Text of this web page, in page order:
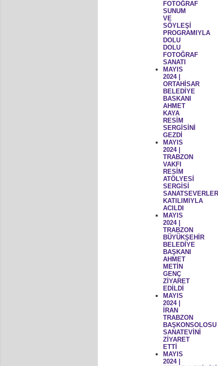
FOTOĞRAF
SUNUM
VE
SÖYLEŞİ
PROGRAMIYLA
DOLU
DOLU
FOTOĞRAF
SANATI
MAYIS
2024 |
ORTAHİSAR
BELEDİYE
BASKANI
AHMET
KAYA
RESİM
SERGİSİNİ
GEZDİ
MAYIS
2024 |
TRABZON
VAKFI
RESİM
ATÖLYESİ
SERGİSİ
KATILIMIYLA
ACILDI
MAYIS
2024 |
TRABZON
BÜYÜKŞEHİR
BELEDİYE
BAŞKANI
AHMET
METİN
GENÇ
ZİYARET
EDİLDİ
MAYIS
2024 |
İRAN
TRABZON
BAŞKONSOLOSU
SANATEVİNİ
ZİYARET
ETTİ
MAYIS
2024 |